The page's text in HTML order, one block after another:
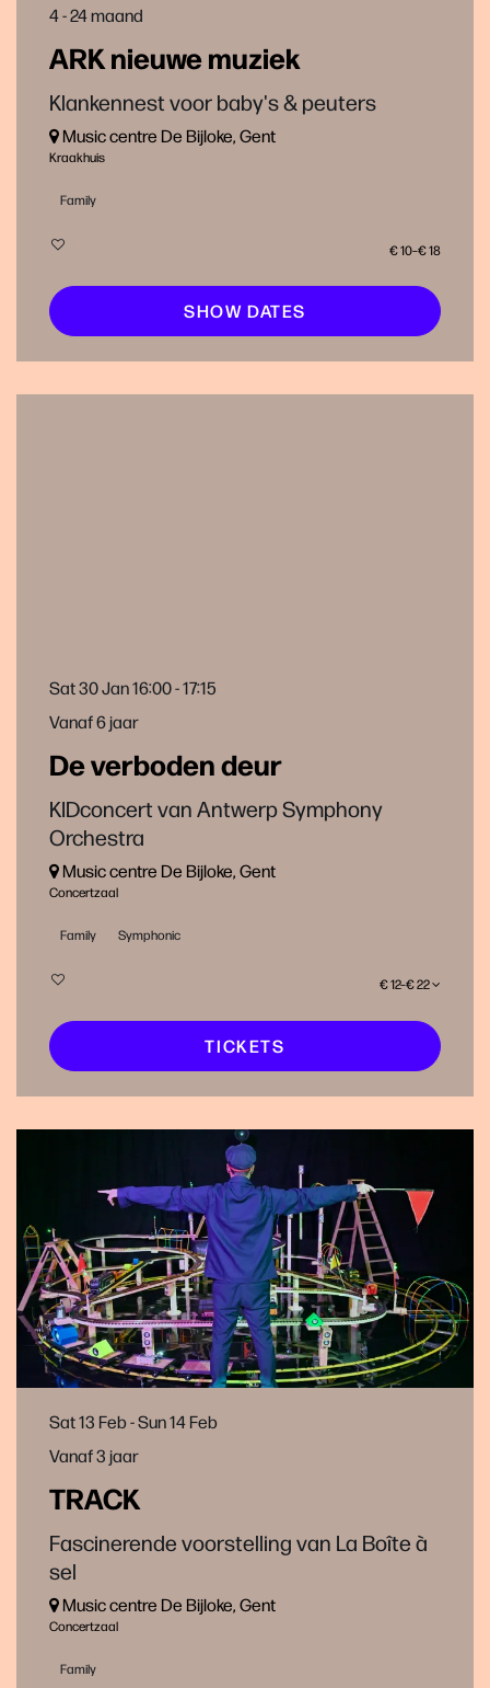
ARK nieuwe muziek
Klankennest voor baby's & peuters
4 - 24 maand
Music centre De Bijloke, Gent
Kraakhuis
Family
€ 10–€ 18
SHOW DATES
De verboden deur
KIDconcert van Antwerp Symphony
Orchestra
Vanaf 6 jaar
Sat 30 Jan16:00 - 17:15
Music centre De Bijloke, Gent
Concertzaal
Family Symphonic
€ 12–€ 22
TICKETS
TRACK
Fascinerende voorstelling van La Boîte à
sel
Vanaf 3 jaar
Sat 13 Feb-Sun 14 Feb
Music centre De Bijloke, Gent
Concertzaal
Family